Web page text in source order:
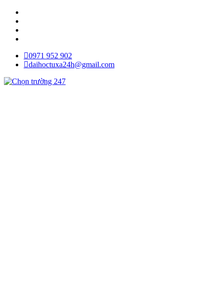
0971 952 902
daihoctuxa24h@gmail.com